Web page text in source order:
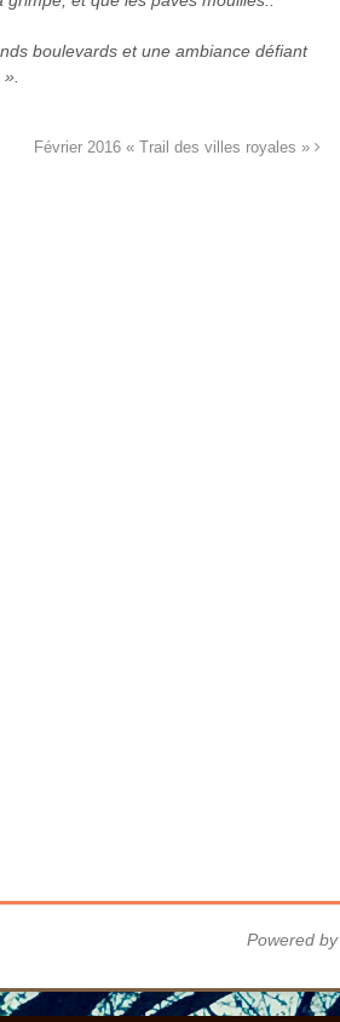
boulevards et une ambiance défiant
Février 2016 « Trail des villes royales »
Powered by